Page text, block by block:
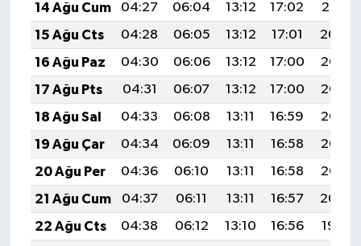
14 Ağu Cum
04:27 06:04 13:12 17:02
20:10
15 Ağu Cts
04:28 06:05 13:12 17:01
20:09
16 Ağu Paz
04:30 06:06 13:12 17:00
20:07
17 Ağu Pts
04:31 06:07 13:12 17:00
20:06
18 Ağu Sal
04:33 06:08 13:11 16:59
20:05
19 Ağu Çar
04:34 06:09 13:11 16:58
20:03
20 Ağu Per
04:36 06:10 13:11 16:58
20:02
21 Ağu Cum
04:37 06:11 13:11 16:57
20:00
22 Ağu Cts
04:38 06:12 13:10 16:56
19:59